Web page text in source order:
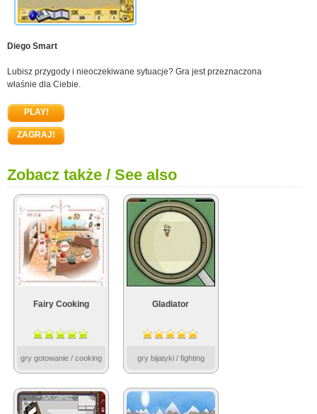
Diego Smart
Lubisz przygody i nieoczekiwane sytuacje? Gra jest przeznaczona
właśnie dla Ciebie.
PLAY!
ZAGRAJ!
Zobacz także / See also
Fairy Cooking
gry gotowanie / cooking
Gladiator
gry bijatyki / fighting